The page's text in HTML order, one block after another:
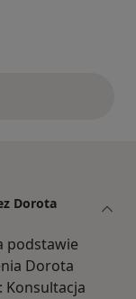
Dorota
podstawie
Dorota
Konsultacja